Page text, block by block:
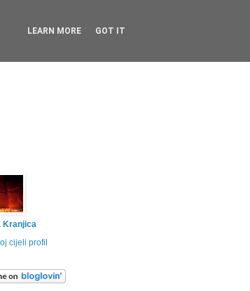
Kranjica
cijeli profil
LEARN MORE GOT IT